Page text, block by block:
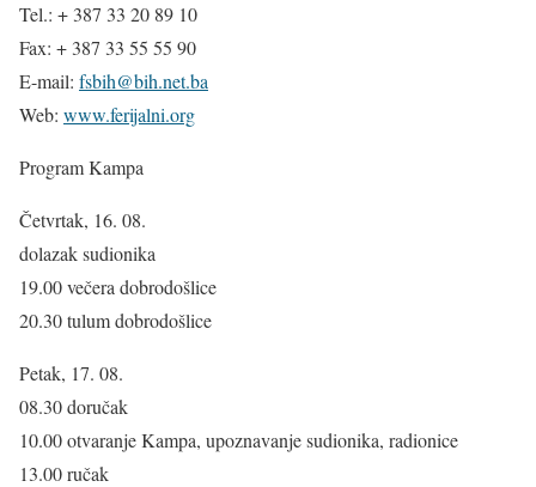
Tel.: + 387 33 20 89 10
Fax: + 387 33 55 55 90
E-mail: fsbih@bih.net.ba
Web: www.ferijalni.org
Program Kampa
Četvrtak, 16. 08.
dolazak sudionika
19.00 večera dobrodošlice
20.30 tulum dobrodošlice
Petak, 17. 08.
08.30 doručak
10.00 otvaranje Kampa, upoznavanje sudionika, radionice
13.00 ručak